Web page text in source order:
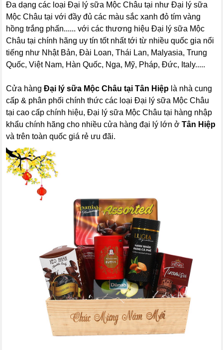
Đa dạng các loại Đại lý sữa Mộc Châu tại như Đại lý sữa
Mộc Châu tại với đầy đủ các màu sắc xanh đỏ tím vàng
hồng trắng phấn...... với các thương hiệu Đại lý sữa Mộc
Châu tại chính hãng uy tín tốt nhất tới từ nhiều quốc gia nổi
tiếng như Nhật Bản, Đài Loan, Thái Lan, Malyasia, Trung
Quốc, Việt Nam, Hàn Quốc, Nga, Mỹ, Pháp, Đức, Italy.....
Cửa hàngĐại lý sữa Mộc Châu tại Tân Hiệp là nhà cung
cấp & phân phối chính thức các loại Đại lý sữa Mộc Châu
tại cao cấp chính hiệu, Đại lý sữa Mộc Châu tại hàng nhập
khẩu chính hãng cho nhiều cửa hàng đại lý lớn ởTân Hiệp
và trên toàn quốc giá rẻ ưu đãi.